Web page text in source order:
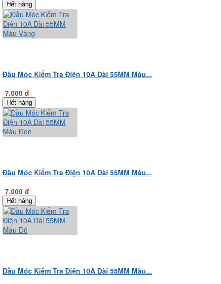
Hết hàng
Đầu Móc Kiểm Tra Điện 10A Dài 55MM Màu...
7.000 đ
Hết hàng
Đầu Móc Kiểm Tra Điện 10A Dài 55MM Màu...
7.000 đ
Hết hàng
Đầu Móc Kiểm Tra Điện 10A Dài 55MM Màu...